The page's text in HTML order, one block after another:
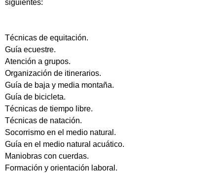
siguientes:
Técnicas de equitación.
Guía ecuestre.
Atención a grupos.
Organización de itinerarios.
Guía de baja y media montaña.
Guía de bicicleta.
Técnicas de tiempo libre.
Técnicas de natación.
Socorrismo en el medio natural.
Guía en el medio natural acuático.
Maniobras con cuerdas.
Formación y orientación laboral.